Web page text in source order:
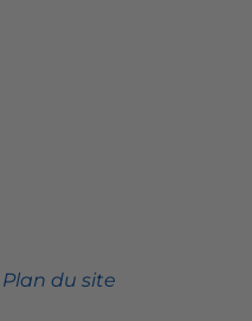
Plan du site